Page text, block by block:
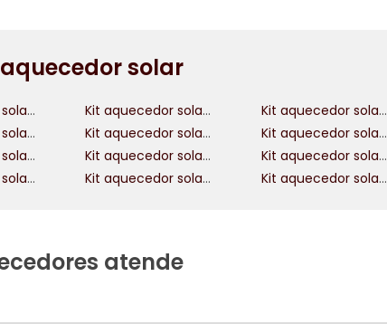
solar
Kit aquecedor solar piscina 40 mil litros Kit aquecedor solar para piscina Kit aquecedor solar piscina 20 mil litros
Kit aquecedor solar 500 litros Kit aquecedor solar piscina 50 mil litros Kit aquecedor solar 400 litros
Kit aquecedor solar 300 litros Kit aquecedor solar 300 litros alta pressão Kit aquecedor solar 400 litros alta pressão
Kit aquecedor solar com boiler 300 litros Kit aquecedor solar com boiler 400 litros Kit aquecedor solar piscina 35 mil litros
atende